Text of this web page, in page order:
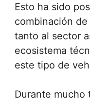
Esto ha sido
combinación
tanto al sector
ecosistema
este tipo de
Durante mucho